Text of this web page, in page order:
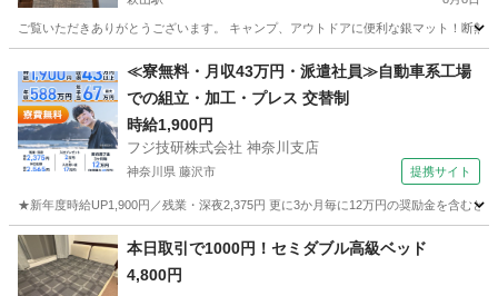
ご覧いただきありがとうございます。 キャンプ、アウトドアに便利な銀マット！断
萩山駅 その他 バラ
≪寮無料・月収43万円・派遣社員≫自動車系工場
での組立・加工・プレス 交替制
時給1,900円
フジ技研株式会社 神奈川支店
神奈川県 藤沢市 提携サイト
★新年度時給UP1,900円／残業・深夜2,375円 更に3か月毎に12万円の奨励金を含む
神奈川 藤沢市 その他
本日取引で1000円！セミダブル高級ベッド
4,800円